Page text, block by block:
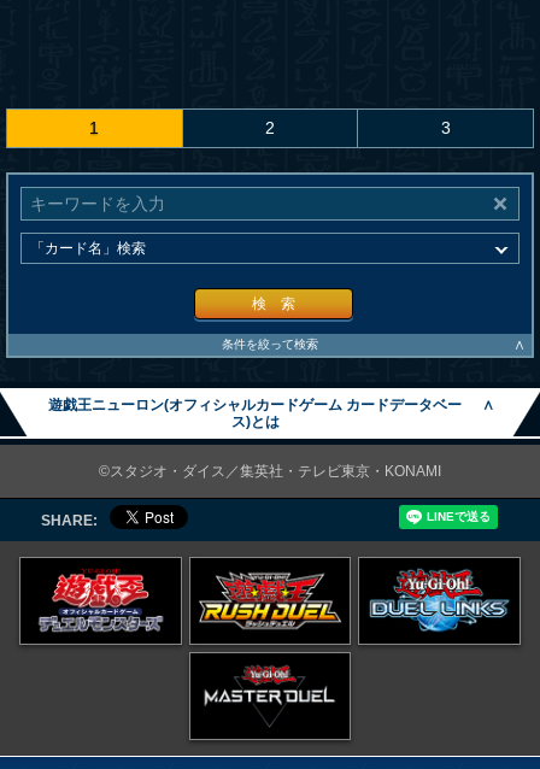
1 2 3
検 索
条件を絞って検索 ∧
遊戯王ニューロン(オフィシャルカードゲーム カードデータベー
ス)とは
∧
©スタジオ・ダイス／集英社・テレビ東京・KONAMI
SHARE: